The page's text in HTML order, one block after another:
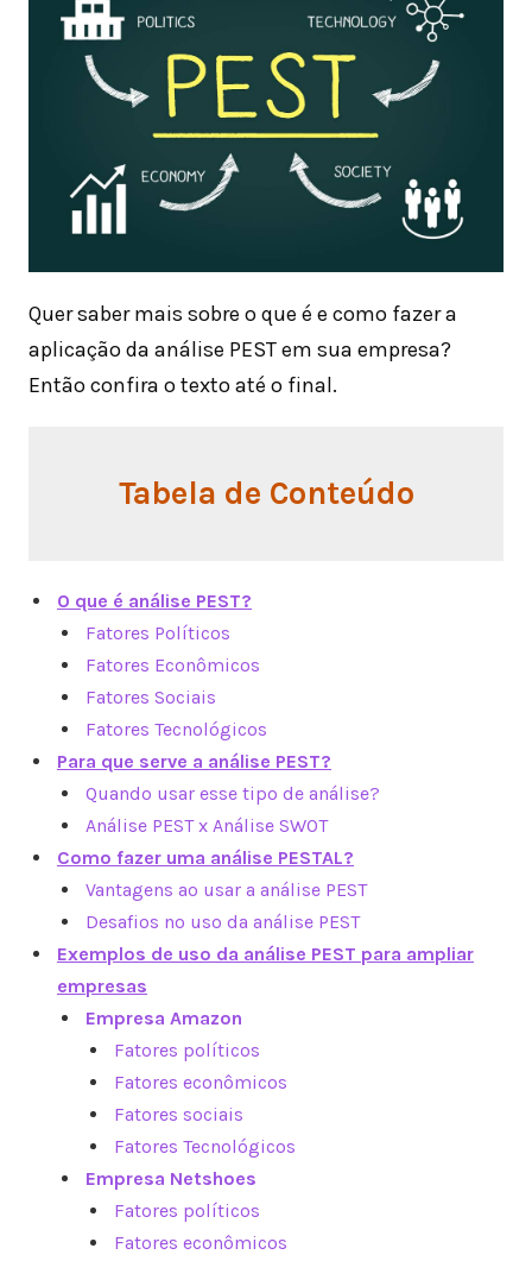
Quer saber mais sobre o que é e como fazer a
aplicação da análise PEST em sua empresa?
Então confira o texto até o final.
Tabela de Conteúdo
O que é análise PEST?
Fatores Políticos
Fatores Econômicos
Fatores Sociais
Fatores Tecnológicos
Para que serve a análise PEST?
Quando usar esse tipo de análise?
Análise PEST x Análise SWOT
Como fazer uma análise PESTAL?
Vantagens ao usar a análise PEST
Desafios no uso da análise PEST
Exemplos de uso da análise PEST para ampliar
empresas
Empresa Amazon
Fatores políticos
Fatores econômicos
Fatores sociais
Fatores Tecnológicos
Empresa Netshoes
Fatores políticos
Fatores econômicos